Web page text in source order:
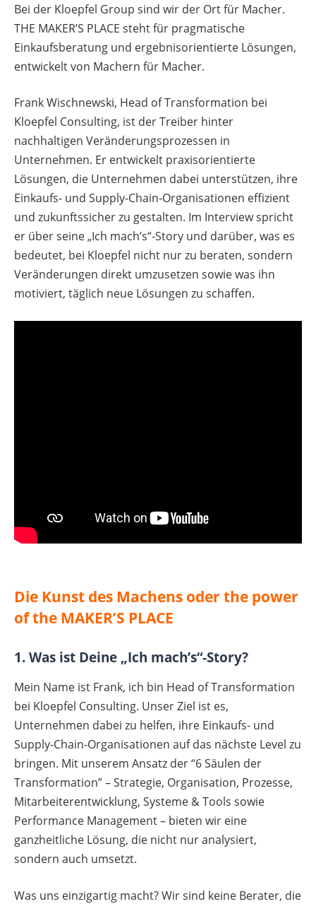
Bei der Kloepfel Group sind wir der Ort für Macher.
THE MAKER’S PLACE steht für pragmatische
Einkaufsberatung und ergebnisorientierte Lösungen,
entwickelt von Machern für Macher.
Frank Wischnewski, Head of Transformation bei
Kloepfel Consulting, ist der Treiber hinter
nachhaltigen Veränderungsprozessen in
Unternehmen. Er entwickelt praxisorientierte
Lösungen, die Unternehmen dabei unterstützen, ihre
Einkaufs- und Supply-Chain-Organisationen effizient
und zukunftssicher zu gestalten. Im Interview spricht
er über seine „Ich mach’s“-Story und darüber, was es
bedeutet, bei Kloepfel nicht nur zu beraten, sondern
Veränderungen direkt umzusetzen sowie was ihn
motiviert, täglich neue Lösungen zu schaffen.
Die Kunst des Machens oder the power
of the MAKER’S PLACE
1. Was ist Deine „Ich mach’s“-Story?
Mein Name ist Frank, ich bin Head of Transformation
bei Kloepfel Consulting. Unser Ziel ist es,
Unternehmen dabei zu helfen, ihre Einkaufs- und
Supply-Chain-Organisationen auf das nächste Level zu
bringen. Mit unserem Ansatz der “6 Säulen der
Transformation” – Strategie, Organisation, Prozesse,
Mitarbeiterentwicklung, Systeme & Tools sowie
Performance Management – bieten wir eine
ganzheitliche Lösung, die nicht nur analysiert,
sondern auch umsetzt.
Was uns einzigartig macht? Wir sind keine Berater, die